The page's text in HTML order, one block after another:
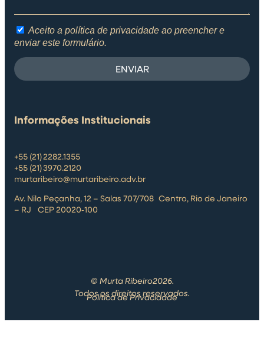
Aceito a política de privacidade ao preencher e
enviar este formulário.
ENVIAR
Informações Institucionais
+55 (21) 2282.1355
+55 (21) 3970.2120
murtaribeiro@murtaribeiro.adv.br
Av. Nilo Peçanha, 12 – Salas 707/708 Centro, Rio de Janeiro
– RJ CEP 20020‑100
© Murta Ribeiro2026.
Todos os direitos reservados.
Política de Privacidade